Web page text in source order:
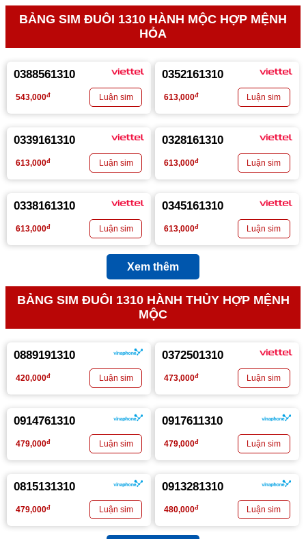
BẢNG SIM ĐUÔI 1310 HÀNH MỘC HỢP MỆNH
HỎA
0388561310
543,000đ
0352161310
613,000đ
0339161310
613,000đ
0328161310
613,000đ
0338161310
613,000đ
0345161310
613,000đ
Xem thêm
BẢNG SIM ĐUÔI 1310 HÀNH THỦY HỢP MỆNH
MỘC
0889191310
420,000đ
0372501310
473,000đ
0914761310
479,000đ
0917611310
479,000đ
0815131310
479,000đ
0913281310
480,000đ